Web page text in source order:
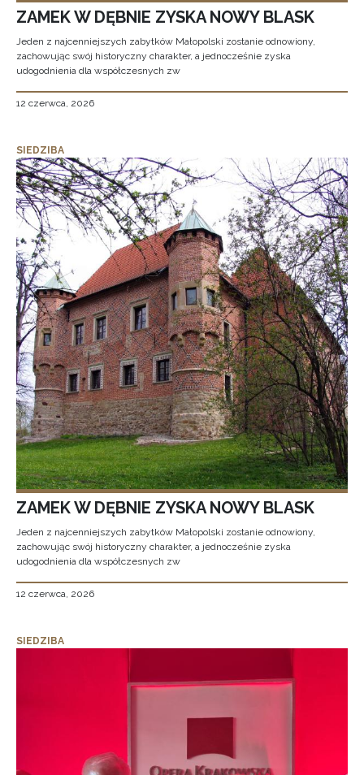
ZAMEK W DĘBNIE ZYSKA NOWY BLASK
Jeden z najcenniejszych zabytków Małopolski zostanie odnowiony,
zachowując swój historyczny charakter, a jednocześnie zyska
udogodnienia dla współczesnych zw
12 czerwca, 2026
SIEDZIBA
ZAMEK W DĘBNIE ZYSKA NOWY BLASK
Jeden z najcenniejszych zabytków Małopolski zostanie odnowiony,
zachowując swój historyczny charakter, a jednocześnie zyska
udogodnienia dla współczesnych zw
12 czerwca, 2026
SIEDZIBA